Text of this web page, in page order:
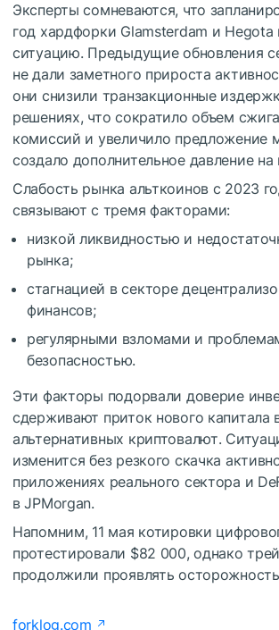
Эксперты сомневаются, что
год хардфорки Glamsterdam и Hegota
ситуацию. Предыдущие обновления
не дали заметного прироста
они снизили транзакционные
решениях, что сократило объем
комиссий и увеличило предложение
создало дополнительное давление на
Слабость рынка альткоинов с 2023
связывают с тремя факторами:
низкой ликвидностью и
рынка;
стагнацией в секторе
финансов;
регулярными взломами и
безопасностью.
Эти факторы подорвали доверие
сдерживают приток нового капитала
альтернативных криптовалют.
изменится без резкого скачка
приложениях реального сектора и
в JPMorgan.
Напомним, 11 мая котировки
протестировали $82 000, однако
продолжили проявлять
forklog.com